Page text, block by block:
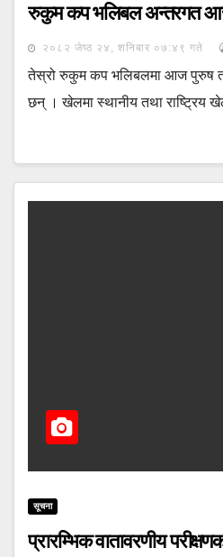
रुकुम कप भलिबल अन्तरगत
२०८२ जेष्ठ २४, शनिबार ०७:४९ गते
तेस्रो रुकुम कप भलिबलमा आज पुरुष
छन् । खेलमा स्थानीय तथा राष्ट्रिय
सूचना
प्रारम्भिक वातावरणीय